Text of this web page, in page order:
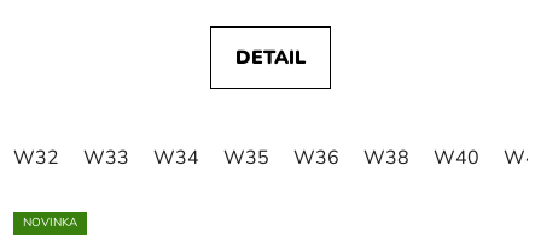
DETAIL
W32 W33 W34 W35 W36 W38 W40
NOVINKA